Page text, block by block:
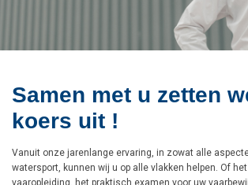
Samen met u zetten
koers uit !
Vanuit onze jarenlange ervaring, in zowat alle
watersport, kunnen wij u op alle vlakken helpen. Of
vaaropleiding, het praktisch examen voor uw